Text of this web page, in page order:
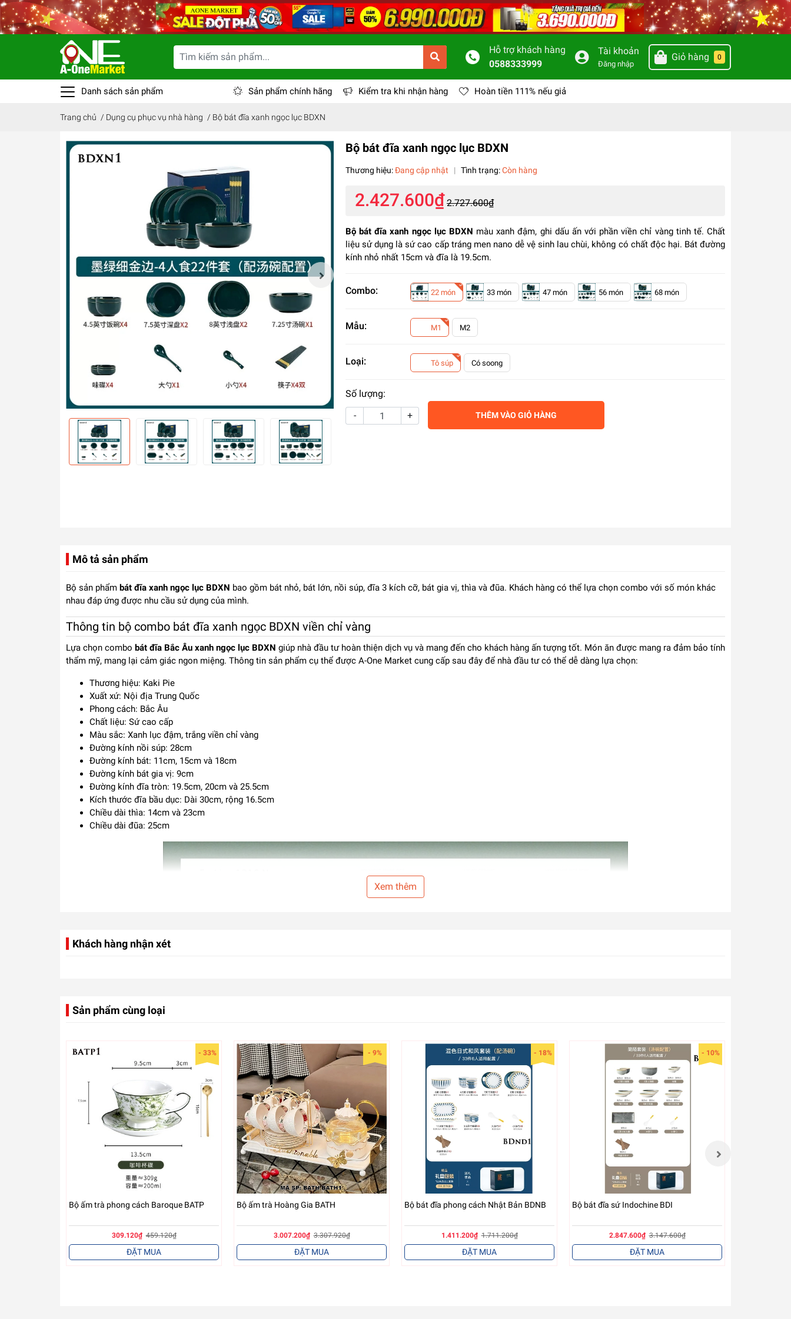
Hỗ trợ khách hàng
0588333999
Tài khoản
Đăng nhập
Giỏ hàng 0
Danh sách sản phẩm Sản phẩm chính hãng Kiểm tra khi nhận hàng Hoàn tiền 111% nếu giả
Trang chủ / Dụng cụ phục vụ nhà hàng / Bộ bát đĩa xanh ngọc lục BDXN
Bộ bát đĩa xanh ngọc lục BDXN
Thương hiệu:Đang cập nhật | Tình trạng:Còn hàng
2.427.600₫ 2.727.600₫
Bộ bát đĩa xanh ngọc lục BDXN màu xanh đậm, ghi dấu ấn với phần viền chỉ vàng tinh tế. Chất
liệu sử dụng là sứ cao cấp tráng men nano dễ vệ sinh lau chùi, không có chất độc hại. Bát đường
kính nhỏ nhất 15cm và đĩa là 19.5cm.
Combo: 22 món 33 món 47 món 56 món 68 món
Mẫu: M1 M2
Loại: Tô súp Có soong
Số lượng:
-
+ THÊM VÀO GIỎ HÀNG
Mô tả sản phẩm
Bộ sản phẩm bát đĩa xanh ngọc lục BDXN bao gồm bát nhỏ, bát lớn, nồi súp, đĩa 3 kích cỡ, bát gia vị, thìa và đũa. Khách hàng có thể lựa chọn combo với số món khác
nhau đáp ứng được nhu cầu sử dụng của mình.
Thông tin bộ combo bát đĩa xanh ngọc BDXN viền chỉ vàng
Lựa chọn combo bát đĩa Bắc Âu xanh ngọc lục BDXN giúp nhà đầu tư hoàn thiện dịch vụ và mang đến cho khách hàng ấn tượng tốt. Món ăn được mang ra đảm bảo tính
thẩm mỹ, mang lại cảm giác ngon miệng. Thông tin sản phẩm cụ thể được A-One Market cung cấp sau đây để nhà đầu tư có thể dễ dàng lựa chọn:
Thương hiệu: Kaki Pie
Xuất xứ: Nội địa Trung Quốc
Phong cách: Bắc Âu
Chất liệu: Sứ cao cấp
Màu sắc: Xanh lục đậm, trắng viền chỉ vàng
Đường kính nồi súp: 28cm
Đường kính bát: 11cm, 15cm và 18cm
Đường kính bát gia vị: 9cm
Đường kính đĩa tròn: 19.5cm, 20cm và 25.5cm
Kích thước đĩa bầu dục: Dài 30cm, rộng 16.5cm
Chiều dài thìa: 14cm và 23cm
Chiều dài đũa: 25cm
Xem thêm
Khách hàng nhận xét
Sản phẩm cùng loại
- 33%
Bộ ấm trà phong cách Baroque BATP
309.120₫ 459.120₫
ĐẶT MUA
- 9%
Bộ ấm trà Hoàng Gia BATH
3.007.200₫ 3.307.920₫
ĐẶT MUA
- 18%
Bộ bát đĩa phong cách Nhật Bản BDNB
1.411.200₫ 1.711.200₫
ĐẶT MUA
- 10%
Bộ bát đĩa sứ Indochine BDI
2.847.600₫ 3.147.600₫
ĐẶT MUA